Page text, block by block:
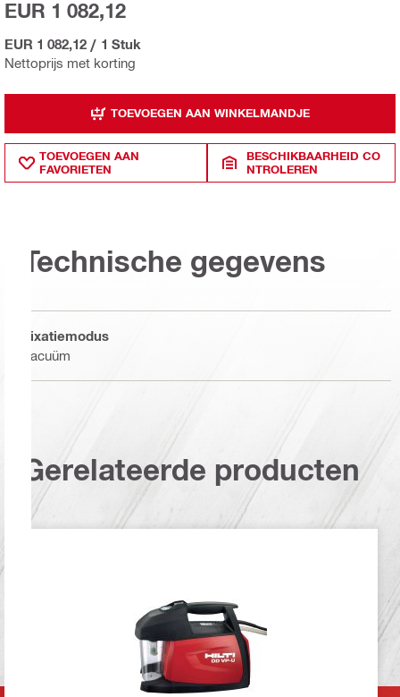
Nettoprijs met korting
EUR 1 082,12
EUR 1 082,12 / 1 Stuk
TOEVOEGEN AAN WINKELMANDJE
TOEVOEGEN AAN
FAVORIETEN
BESCHIKBAARHEID CO
NTROLEREN
Technische gegevens
Fixatiemodus
Vacuüm
Gerelateerde producten